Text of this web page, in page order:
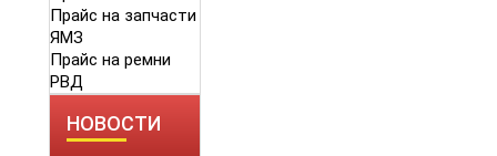
Прайс на запчасти
ЯМЗ
Прайс на ремни
РВД
НОВОСТИ